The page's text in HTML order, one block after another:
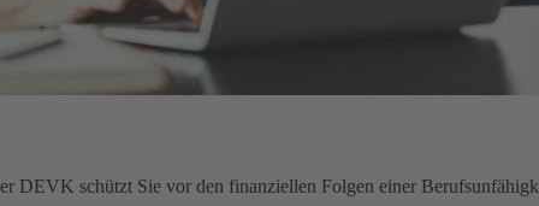
DEVK schützt Sie vor den finanziellen Folgen einer